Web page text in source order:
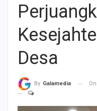
Desa
By Galamedia On